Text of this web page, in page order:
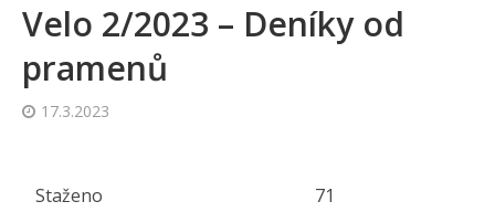
Velo 2/2023 – Deníky od
pramenů
17.3.2023
Staženo
71